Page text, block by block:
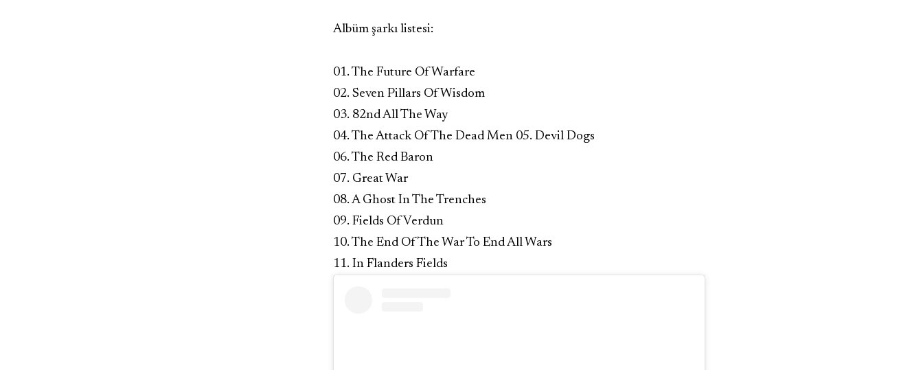
Albüm şarkı listesi:
01. The Future Of Warfare
02. Seven Pillars Of Wisdom
03. 82nd All The Way
04. The Attack Of The Dead Men 05. Devil Dogs
06. The Red Baron
07. Great War
08. A Ghost In The Trenches
09. Fields Of Verdun
10. The End Of The War To End All Wars
11. In Flanders Fields